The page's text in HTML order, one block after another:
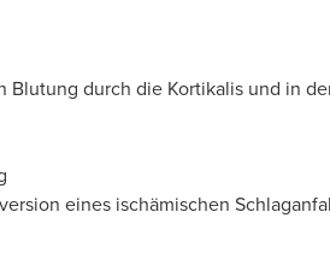
durch die Kortikalis und in
eines ischämischen